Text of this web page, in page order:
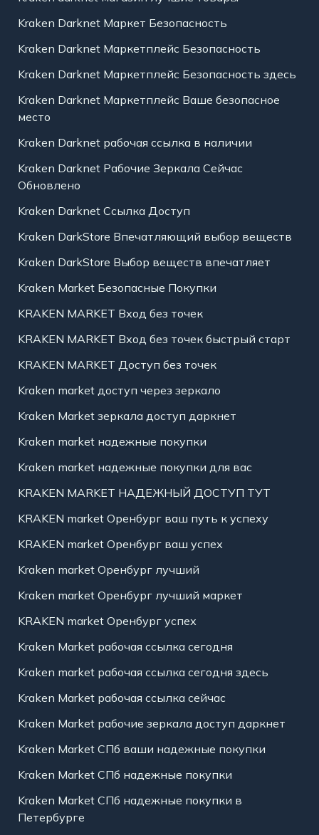
Kraken Darknet Маркет Безопасность
Kraken Darknet Маркетплейс Безопасность
Kraken Darknet Маркетплейс Безопасность здесь
Kraken Darknet Маркетплейс Ваше безопасное
место
Kraken Darknet рабочая ссылка в наличии
Kraken Darknet Рабочие Зеркала Сейчас
Обновлено
Kraken Darknet Ссылка Доступ
Kraken DarkStore Впечатляющий выбор веществ
Kraken DarkStore Выбор веществ впечатляет
Kraken Market Безопасные Покупки
KRAKEN MARKET Вход без точек
KRAKEN MARKET Вход без точек быстрый старт
KRAKEN MARKET Доступ без точек
Kraken market доступ через зеркало
Kraken Market зеркала доступ даркнет
Kraken market надежные покупки
Kraken market надежные покупки для вас
KRAKEN MARKET НАДЕЖНЫЙ ДОСТУП ТУТ
KRAKEN market Оренбург ваш путь к успеху
KRAKEN market Оренбург ваш успех
Kraken market Оренбург лучший
Kraken market Оренбург лучший маркет
KRAKEN market Оренбург успех
Kraken Market рабочая ссылка сегодня
Kraken market рабочая ссылка сегодня здесь
Kraken Market рабочая ссылка сейчас
Kraken Market рабочие зеркала доступ даркнет
Kraken Market СПб ваши надежные покупки
Kraken Market СПб надежные покупки
Kraken Market СПб надежные покупки в
Петербурге